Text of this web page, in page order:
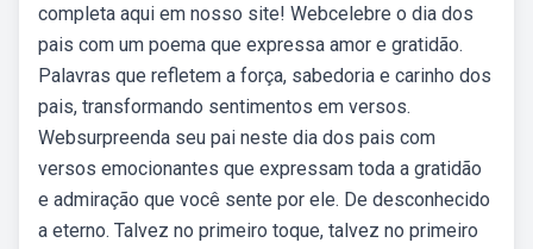
completa aqui em nosso site! Webcelebre o dia dos
pais com um poema que expressa amor e gratidão.
Palavras que refletem a força, sabedoria e carinho dos
pais, transformando sentimentos em versos.
Websurpreenda seu pai neste dia dos pais com
versos emocionantes que expressam toda a gratidão
e admiração que você sente por ele. De desconhecido
a eterno. Talvez no primeiro toque, talvez no primeiro